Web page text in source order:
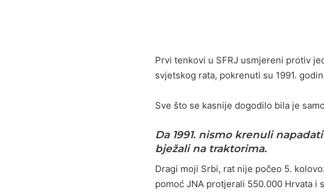
Prvi tenkovi u SFRJ usmjereni protiv
svjetskog rata, pokrenuti su 1991.
Sve što se kasnije dogodilo bila je samo
Da 1991. nismo krenuli
bježali na traktorima.
Dragi moji Srbi, rat nije počeo 5.
pomoć JNA protjerali 550.000 Hrvata i